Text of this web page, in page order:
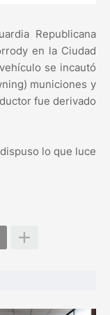
Republicana
en la Ciudad
se incautó
municiones y
fue derivado
lo que luce